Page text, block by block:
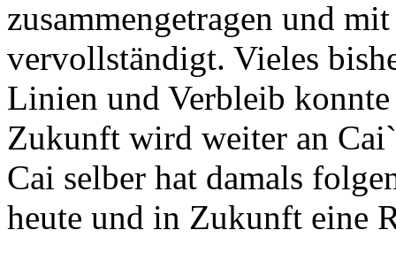
zusammengetragen und
vervollständigt. Vieles
Linien und Verbleib
Zukunft wird weiter an
Cai selber hat damals
heute und in Zukunft eine